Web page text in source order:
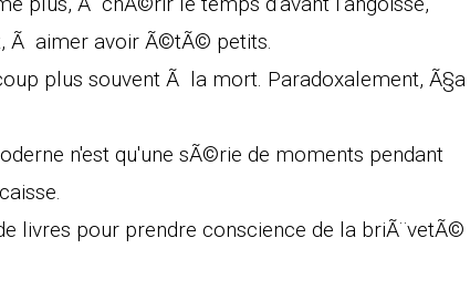
Ã aimer avoir Ã©tÃ© petits.
plus souvent Ã la mort. Paradoxalement, Ã§a
n'est qu'une sÃ©rie de moments pendant
livres pour prendre conscience de la briÃ¨vetÃ©